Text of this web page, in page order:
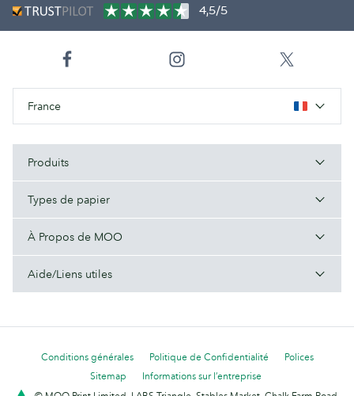
4,5/5
France
Produits
Types de papier
À Propos de MOO
Aide/Liens utiles
Conditions générales Politique de Confidentialité
Polices
Sitemap
Informations sur l’entreprise